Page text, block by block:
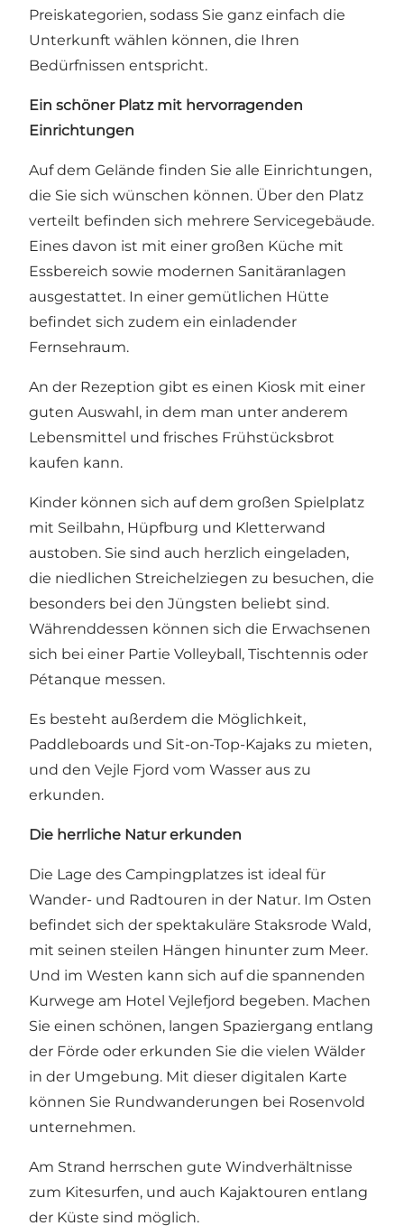
Preiskategorien, sodass Sie ganz einfach die
Unterkunft wählen können, die Ihren
Bedürfnissen entspricht.
Ein schöner Platz mit hervorragenden
Einrichtungen
Auf dem Gelände finden Sie alle Einrichtungen,
die Sie sich wünschen können. Über den Platz
verteilt befinden sich mehrere Servicegebäude.
Eines davon ist mit einer großen Küche mit
Essbereich sowie modernen Sanitäranlagen
ausgestattet. In einer gemütlichen Hütte
befindet sich zudem ein einladender
Fernsehraum.
An der Rezeption gibt es einen Kiosk mit einer
guten Auswahl, in dem man unter anderem
Lebensmittel und frisches Frühstücksbrot
kaufen kann.
Kinder können sich auf dem großen Spielplatz
mit Seilbahn, Hüpfburg und Kletterwand
austoben. Sie sind auch herzlich eingeladen,
die niedlichen Streichelziegen zu besuchen, die
besonders bei den Jüngsten beliebt sind.
Währenddessen können sich die Erwachsenen
sich bei einer Partie Volleyball, Tischtennis oder
Pétanque messen.
Es besteht außerdem die Möglichkeit,
Paddleboards und Sit-on-Top-Kajaks zu mieten,
und den Vejle Fjord vom Wasser aus zu
erkunden.
Die herrliche Natur erkunden
Die Lage des Campingplatzes ist ideal für
Wander- und Radtouren in der Natur. Im Osten
befindet sich der spektakuläre Staksrode Wald,
mit seinen steilen Hängen hinunter zum Meer.
Und im Westen kann sich auf die spannenden
Kurwege am Hotel Vejlefjord begeben. Machen
Sie einen schönen, langen Spaziergang entlang
der Förde oder erkunden Sie die vielen Wälder
in der Umgebung. Mit dieser digitalen Karte
können Sie Rundwanderungen bei Rosenvold
unternehmen.
Am Strand herrschen gute Windverhältnisse
zum Kitesurfen, und auch Kajaktouren entlang
der Küste sind möglich.